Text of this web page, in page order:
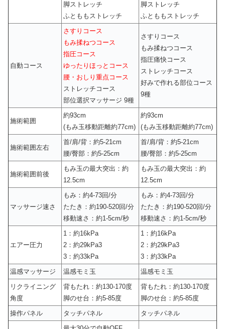
脚ストレッチ
ふとももストレッチ
脚ストレッチ
ふとももストレッチ
自動コース
さすりコース
もみ揉ねつコース
指圧コース
ゆったりほっとコース
腰・おしり重点コース
ストレッチコース
部位選択マッサージ 9種
さすりコース
もみ揉ねつコース
指圧痛快コース
ストレッチコース
好みで作れる部位コース
9種
施術範囲
約93cm
(もみ玉移動距離約77cm)
約93cm
(もみ玉移動距離約77cm)
施術範囲左右
首/肩/背：約5-21cm
腰/臀部：約5-25cm
首/肩/背：約5-21cm
腰/臀部：約5-25cm
施術範囲前後
もみ玉の最大突出：約
12.5cm
もみ玉の最大突出：約
12.5cm
マッサージ速さ
もみ：約4-73回/分
たたき：約190-520回/分
移動速さ：約1-5cm/秒
もみ：約4-73回/分
たたき：約190-520回/分
移動速さ：約1-5cm/秒
エアー圧力
1：約16kPa
2：約29kPa3
3：約33kPa
1：約16kPa
2：約29kPa3
3：約33kPa
温感マッサージ
温感モミ玉
温感モミ玉
リクライニング
角度
背もたれ：約130-170度
脚のせ台：約5-85度
背もたれ：約130-170度
脚のせ台：約5-85度
操作パネル
タッチパネル タッチパネル